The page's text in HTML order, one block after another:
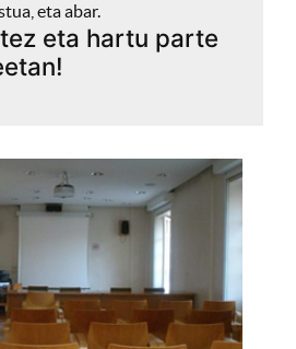
eta abar.
eta hartu parte